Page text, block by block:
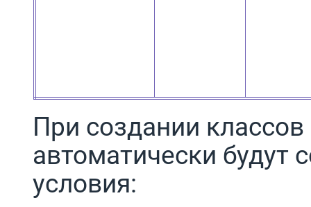
При создании
автоматически
условия: